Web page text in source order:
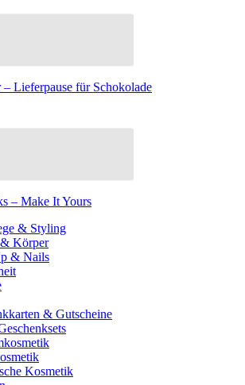
– Lieferpause für Schokolade
– Make It Yours
& Styling
Körper
& Nails
& Gutscheine
Kosmetik